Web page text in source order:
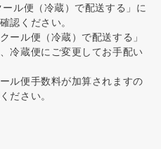
ール便（冷蔵）で配送する」に
認ください。
ール便（冷蔵）で配送する」
冷蔵便にご変更してお手配い
ル便手数料が加算されますの
ださい。